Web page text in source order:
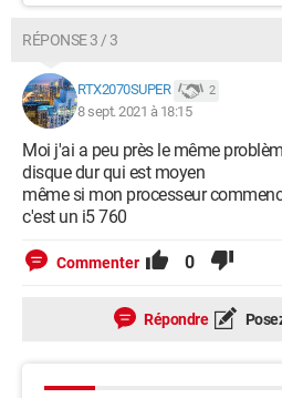
RÉPONSE 3 / 3
RTX2070SUPER 2
8 sept. 2021 à 18:15
Moi j'ai a peu près le même
disque dur qui est moyen
même si mon processeur
c'est un i5 760
Commenter 0
Répondre